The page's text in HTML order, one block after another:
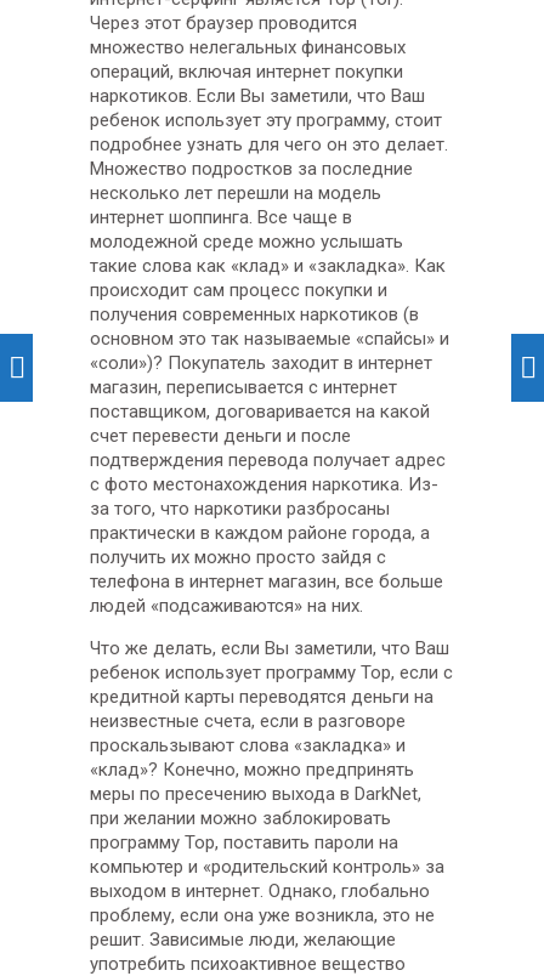
Через этот браузер проводится
множество нелегальных финансовых
операций, включая интернет покупки
наркотиков. Если Вы заметили, что Ваш
ребенок использует эту программу, стоит
подробнее узнать для чего он это делает.
Множество подростков за последние
несколько лет перешли на модель
интернет шоппинга. Все чаще в
молодежной среде можно услышать
такие слова как «клад» и «закладка». Как
происходит сам процесс покупки и
получения современных наркотиков (в
основном это так называемые «спайсы» и
«соли»)? Покупатель заходит в интернет
магазин, переписывается с интернет
поставщиком, договаривается на какой
счет перевести деньги и после
подтверждения перевода получает адрес
с фото местонахождения наркотика. Из-
за того, что наркотики разбросаны
практически в каждом районе города, а
получить их можно просто зайдя с
телефона в интернет магазин, все больше
людей «подсаживаются» на них.
Что же делать, если Вы заметили, что Ваш
ребенок использует программу Тор, если с
кредитной карты переводятся деньги на
неизвестные счета, если в разговоре
проскальзывают слова «закладка» и
«клад»? Конечно, можно предпринять
меры по пресечению выхода в DarkNet,
при желании можно заблокировать
программу Тор, поставить пароли на
компьютер и «родительский контроль» за
выходом в интернет. Однако, глобально
проблему, если она уже возникла, это не
решит. Зависимые люди, желающие
употребить психоактивное вещество